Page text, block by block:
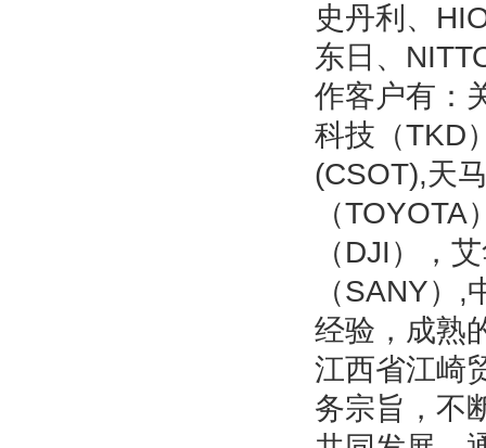
史丹利、
东日、
作客户有：
科技（TKD
(CSOT),天
（
（DJI），
（SANY）
经验，成熟
江西省江崎
务宗旨，不